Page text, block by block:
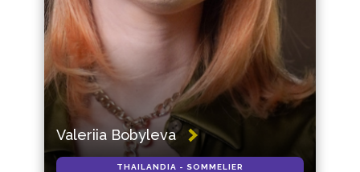
Valeriia Bobyleva
THAILANDIA - SOMMELIER